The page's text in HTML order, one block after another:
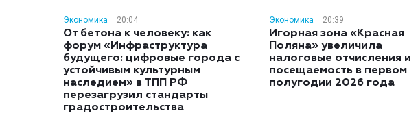
Экономика 20:04
От бетона к человеку: как
форум «Инфраструктура
будущего: цифровые города с
устойчивым культурным
наследием» в ТПП РФ
перезагрузил стандарты
градостроительства
Экономика 20:39
Игорная зона «Красная
Поляна» увеличила
налоговые отчисления и
посещаемость в первом
полугодии 2026 года